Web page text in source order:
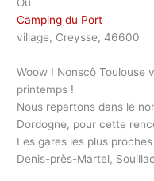
Camping du Port
village, Creysse, 46600
Woow ! Nonscô Toulouse
printemps !
Nous repartons dans le
Dordogne, pour cette
Les gares les plus
Denis-près-Martel,